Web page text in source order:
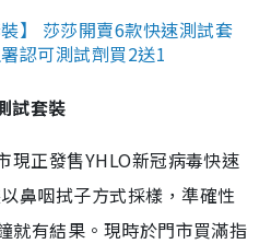
】 莎莎開賣6款快速測試套
認可測試劑買2送1
試套裝
現正發售YHLO新冠病毒快速
鼻咽拭子方式採樣，準確性
就有結果。現時於門市買滿指